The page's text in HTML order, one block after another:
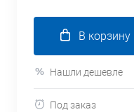
В корзину
Нашли дешевле
Под заказ